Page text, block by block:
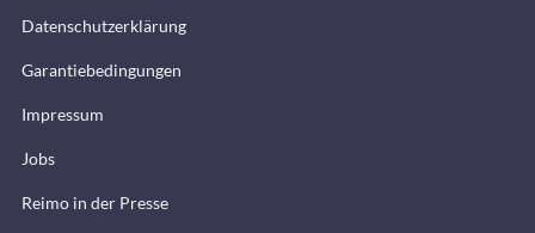
Datenschutzerklärung
Garantiebedingungen
Impressum
Jobs
Reimo in der Presse